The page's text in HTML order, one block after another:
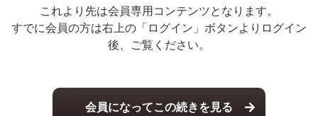
これより先は会員専用コンテンツとなります。
すでに会員の方は右上の「ログイン」ボタンよりログイン
後、ご覧ください。
会員になってこの続きを見る